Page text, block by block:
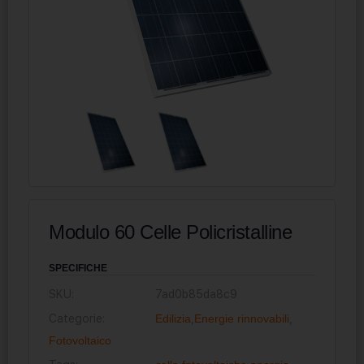
Modulo 60 Celle Policristalline
SPECIFICHE
Edilizia Energie rinnovabili
Fotovoltaico